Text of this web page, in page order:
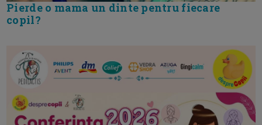
Pierde o mama un dinte pentru fiecare
copil?